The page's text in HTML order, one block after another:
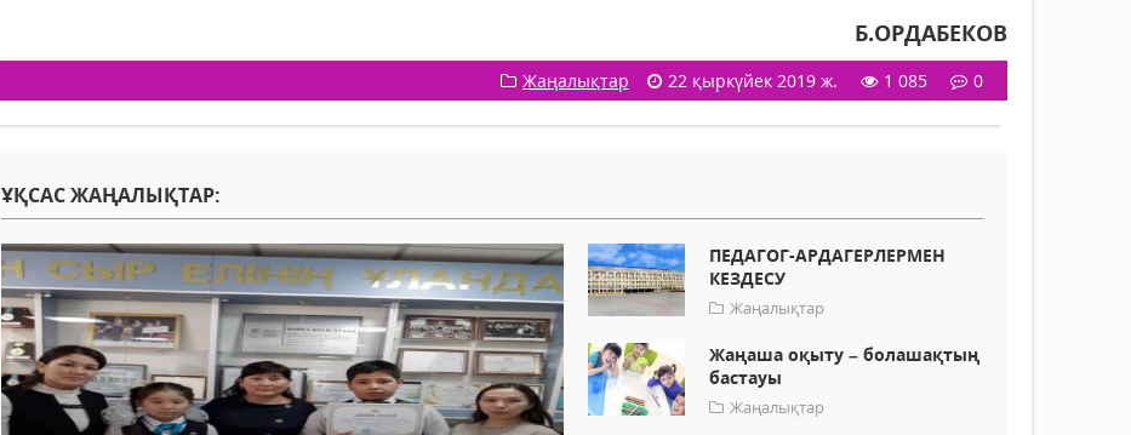
Б.ОРДАБЕКОВ
Жаңалықтар 22 қыркүйек 2019 ж. 1 085 0
ҰҚСАС ЖАҢАЛЫҚТАР:
ПЕДАГОГ-АРДАГЕРЛЕРМЕН
КЕЗДЕСУ
Жаңалықтар
Жаңаша оқыту – болашақтың
бастауы
Жаңалықтар